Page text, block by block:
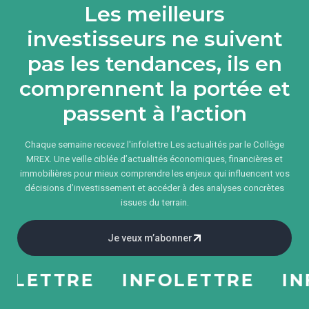
Les meilleurs
investisseurs ne suivent
pas les tendances, ils en
comprennent la portée et
passent à l’action
Chaque semaine recevez l'infolettre Les actualités par le Collège
MREX. Une veille ciblée d’actualités économiques, financières et
immobilières pour mieux comprendre les enjeux qui influencent vos
décisions d’investissement et accéder à des analyses concrètes
issues du terrain.
Je veux m’abonner
INFOLETTRE